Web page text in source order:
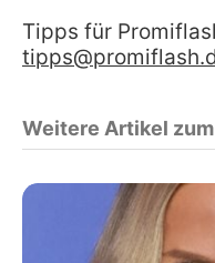
Tipps für
Weitere Artikel